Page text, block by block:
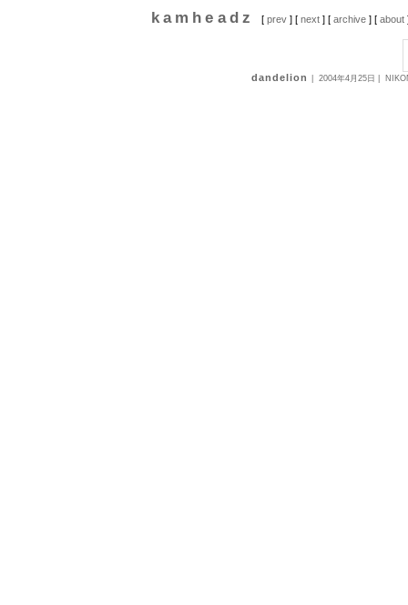
kamheadz [prev ] [next ] [archive ] [about
dandelion 2004年4月25日 |